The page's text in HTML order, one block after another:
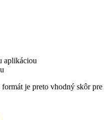
aplikáciou
je preto vhodný skôr pre